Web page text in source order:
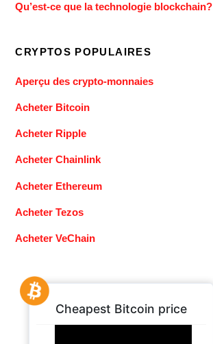
Qu’est-ce que la technologie blockchain?
CRYPTOS POPULAIRES
Aperçu des crypto-monnaies
Acheter Bitcoin
Acheter Ripple
Acheter Chainlink
Acheter Ethereum
Acheter Tezos
Acheter VeChain